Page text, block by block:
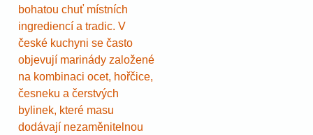
bohatou chuť místních
ingrediencí a tradic. V
české kuchyni se často
objevují marinády založené
na kombinaci ocet, hořčice,
česneku a čerstvých
bylinek, které masu
dodávají nezaměnitelnou